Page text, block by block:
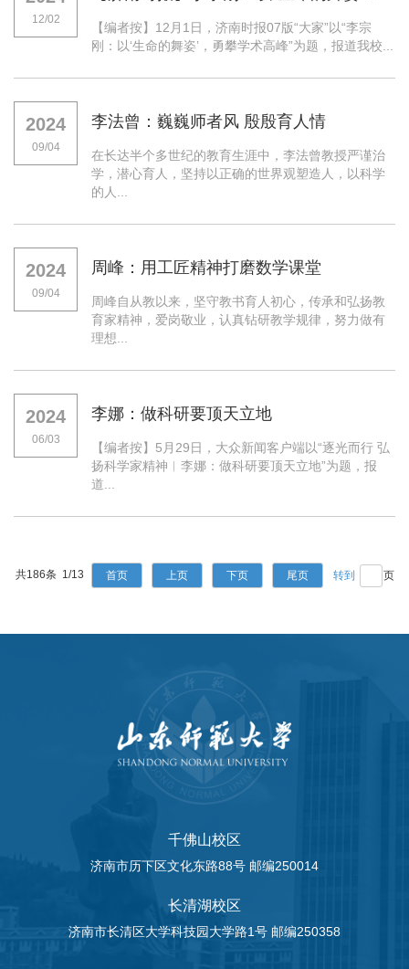
12/02
【编者按】12月1日，济南时报07版“大家”以“李宗
刚：以‘生命的舞姿’，勇攀学术高峰”为题，报道我校...
2024
09/04
李法曾：巍巍师者风 殷殷育人情
在长达半个多世纪的教育生涯中，李法曾教授严谨治
学，潜心育人，坚持以正确的世界观塑造人，以科学
的人...
2024
09/04
周峰：用工匠精神打磨数学课堂
周峰自从教以来，坚守教书育人初心，传承和弘扬教
育家精神，爱岗敬业，认真钻研教学规律，努力做有
理想...
2024
06/03
李娜：做科研要顶天立地
【编者按】5月29日，大众新闻客户端以“逐光而行 弘
扬科学家精神︱李娜：做科研要顶天立地”为题，报
道...
共186条 1/13 首页 上页 下页 尾页 页
千佛山校区
济南市历下区文化东路88号 邮编250014
长清湖校区
济南市长清区大学科技园大学路1号 邮编250358